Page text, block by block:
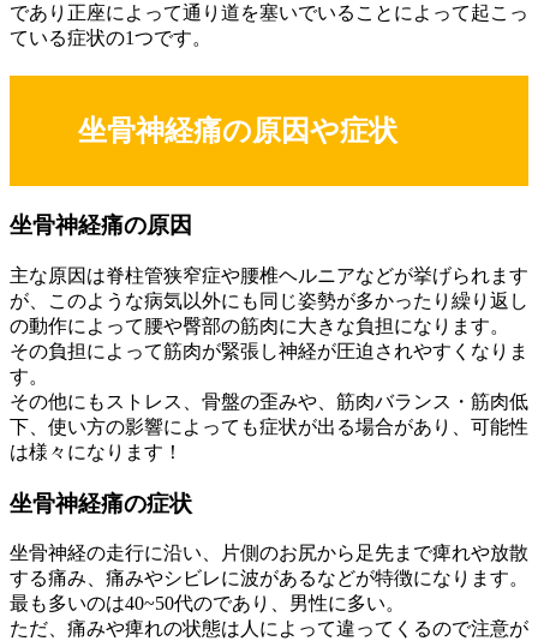
であり正座によって通り道を塞いでいることによって起こっ
ている症状の1つです。
坐骨神経痛の原因や症状
坐骨神経痛の原因
主な原因は脊柱管狭窄症や腰椎ヘルニアなどが挙げられます
が、このような病気以外にも同じ姿勢が多かったり繰り返し
の動作によって腰や臀部の筋肉に大きな負担になります。
その負担によって筋肉が緊張し神経が圧迫されやすくなりま
す。
その他にもストレス、骨盤の歪みや、筋肉バランス・筋肉低
下、使い方の影響によっても症状が出る場合があり、可能性
は様々になります！
坐骨神経痛の症状
坐骨神経の走行に沿い、片側のお尻から足先まで痺れや放散
する痛み、痛みやシビレに波があるなどが特徴になります。
最も多いのは40~50代のであり、男性に多い。
ただ、痛みや痺れの状態は人によって違ってくるので注意が